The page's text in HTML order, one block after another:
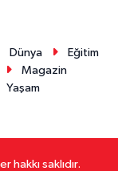
Dünya
Eğitim
Magazin
Yaşam
saklıdır.